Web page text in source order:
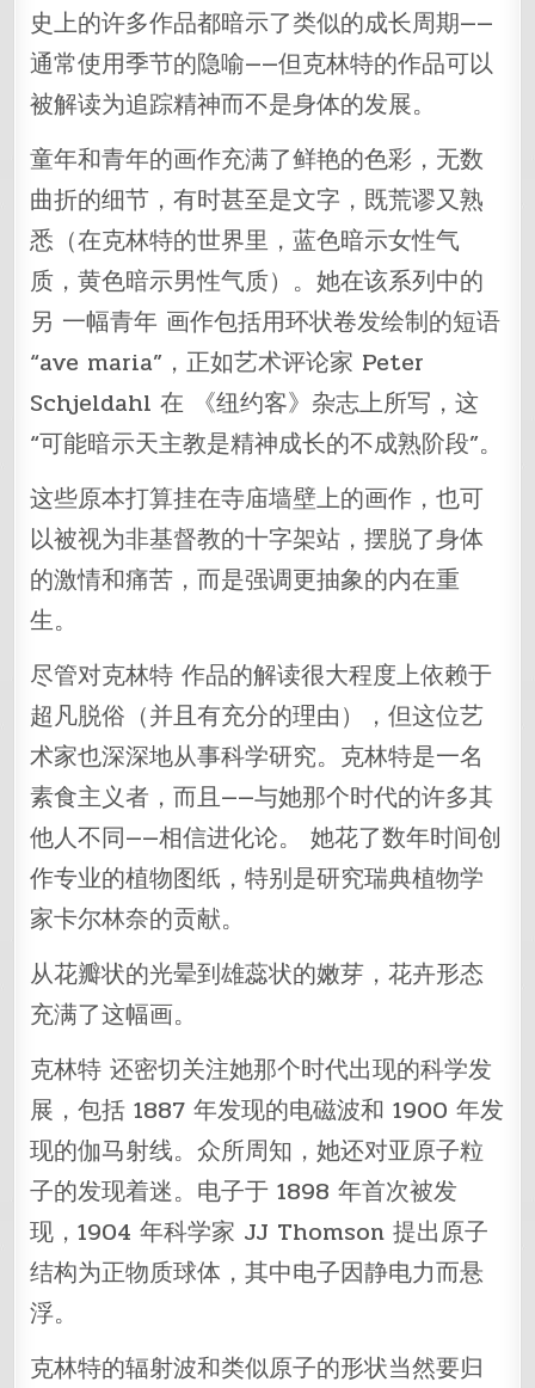
史上的许多作品都暗示了类似的成长周期——
通常使用季节的隐喻——但克林特的作品可以
被解读为追踪精神而不是身体的发展。
童年和青年的画作充满了鲜艳的色彩，无数
曲折的细节，有时甚至是文字，既荒谬又熟
悉（在克林特的世界里，蓝色暗示女性气
质，黄色暗示男性气质）。她在该系列中的
另 一幅青年 画作包括用环状卷发绘制的短语
“ave maria”，正如艺术评论家 Peter
Schjeldahl 在 《纽约客》杂志上所写，这
“可能暗示天主教是精神成长的不成熟阶段”。
这些原本打算挂在寺庙墙壁上的画作，也可
以被视为非基督教的十字架站，摆脱了身体
的激情和痛苦，而是强调更抽象的内在重
生。
尽管对克林特 作品的解读很大程度上依赖于
超凡脱俗（并且有充分的理由），但这位艺
术家也深深地从事科学研究。克林特是一名
素食主义者，而且——与她那个时代的许多其
他人不同——相信进化论。 她花了数年时间创
作专业的植物图纸，特别是研究瑞典植物学
家卡尔林奈的贡献。
从花瓣状的光晕到雄蕊状的嫩芽，花卉形态
充满了这幅画。
克林特 还密切关注她那个时代出现的科学发
展，包括 1887 年发现的电磁波和 1900 年发
现的伽马射线。众所周知，她还对亚原子粒
子的发现着迷。电子于 1898 年首次被发
现，1904 年科学家 JJ Thomson 提出原子
结构为正物质球体，其中电子因静电力而悬
浮。
克林特的辐射波和类似原子的形状当然要归